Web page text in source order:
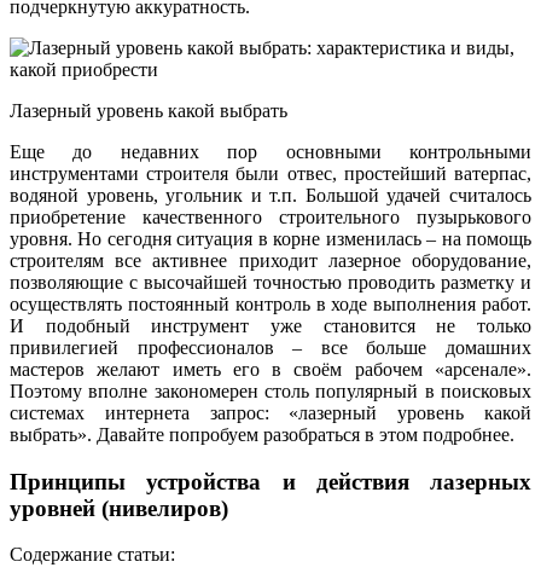
подчеркнутую аккуратность.
Лазерный уровень какой выбрать
Еще до недавних пор основными контрольными
инструментами строителя были отвес, простейший ватерпас,
водяной уровень, угольник и т.п. Большой удачей считалось
приобретение качественного строительного пузырькового
уровня. Но сегодня ситуация в корне изменилась – на помощь
строителям все активнее приходит лазерное оборудование,
позволяющие с высочайшей точностью проводить разметку и
осуществлять постоянный контроль в ходе выполнения работ.
И подобный инструмент уже становится не только
привилегией профессионалов – все больше домашних
мастеров желают иметь его в своём рабочем «арсенале».
Поэтому вполне закономерен столь популярный в поисковых
системах интернета запрос: «лазерный уровень какой
выбрать». Давайте попробуем разобраться в этом подробнее.
Принципы устройства и действия лазерных
уровней (нивелиров)
Содержание статьи: